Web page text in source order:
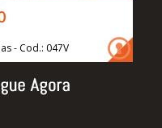
- Cod.: 047V